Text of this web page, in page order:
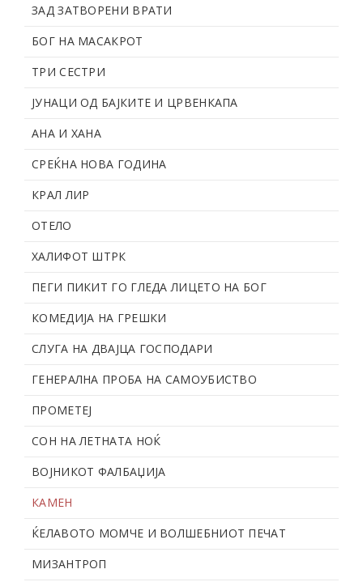
ЗАД ЗАТВОРЕНИ ВРАТИ
БОГ НА МАСАКРОТ
ТРИ СЕСТРИ
ЈУНАЦИ ОД БАЈКИТЕ И ЦРВЕНКАПА
АНА И ХАНА
СРЕЌНА НОВА ГОДИНА
КРАЛ ЛИР
ОТЕЛО
ХАЛИФОТ ШТРК
ПЕГИ ПИКИТ ГО ГЛЕДА ЛИЦЕТО НА БОГ
КОМЕДИЈА НА ГРЕШКИ
СЛУГА НА ДВАЈЦА ГОСПОДАРИ
ГЕНЕРАЛНА ПРОБА НА САМОУБИСТВО
ПРОМЕТЕЈ
СОН НА ЛЕТНАТА НОЌ
ВОЈНИКОТ ФАЛБАЏИЈА
КАМЕН
ЌЕЛАВОТО МОМЧЕ И ВОЛШЕБНИОТ ПЕЧАТ
МИЗАНТРОП